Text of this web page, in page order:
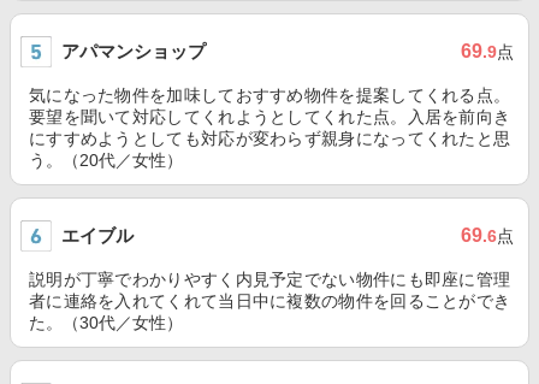
アパマンショップ 69.9点
気になった物件を加味しておすすめ物件を提案してくれる点。
要望を聞いて対応してくれようとしてくれた点。入居を前向き
にすすめようとしても対応が変わらず親身になってくれたと思
う。（20代／女性）
エイブル 69.6点
説明が丁寧でわかりやすく内見予定でない物件にも即座に管理
者に連絡を入れてくれて当日中に複数の物件を回ることができ
た。（30代／女性）